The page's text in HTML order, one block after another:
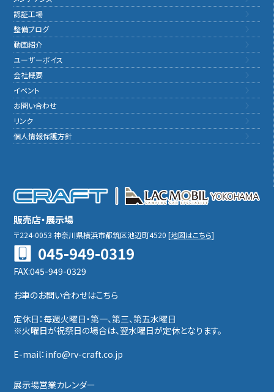
認証工場
整備ブログ
動画紹介
ユーザーボイス
会社概要
イベント
お問い合わせ
リンク
個人情報保護方針
販売店・展示場
〒224-0053神奈川県横浜市都筑区池辺町4520[地図はこちら]
045-949-0319
FAX:045-949-0329
お車のお問い合わせはこちら
定休日：毎週火曜日・第一、第三、第五水曜日
※火曜日が祝祭日の場合は、翌水曜日が定休となります。
E-mail：info@rv-craft.co.jp
展示場営業カレンダー